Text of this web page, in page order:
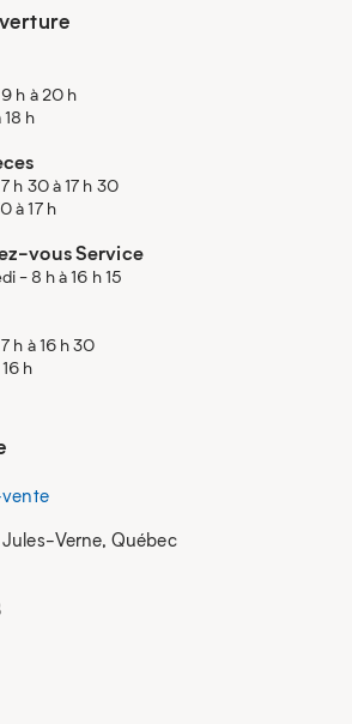
h à 20 h
h
h 30 à 17 h 30
à 17 h
vous Service
- 8 h à 16 h 15
h à 16 h 30
h
Verne, Québec